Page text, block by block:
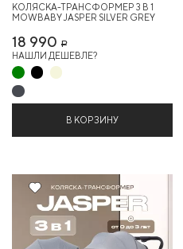
КОЛЯСКА-ТРАНСФОРМЕР 3 В 1
MOWBABY JASPER SILVER GREY
18 990 Р
НАШЛИ ДЕШЕВЛЕ?
В КОРЗИНУ